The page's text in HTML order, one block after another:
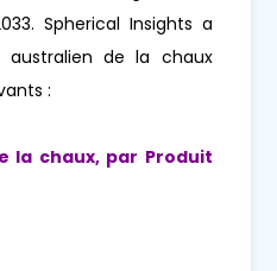
Spherical Insights a
de la chaux
:
la chaux, par Produit